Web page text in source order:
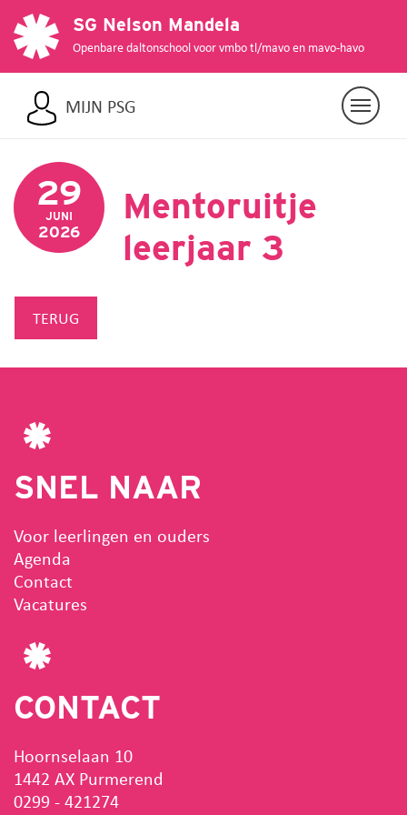
SG Nelson Mandela
Openbare daltonschool voor vmbo tl/mavo en mavo-havo
MIJN PSG
Mentoruitje
leerjaar 3
29
JUNI
2026
TERUG
SNEL NAAR
Voor leerlingen en ouders
Agenda
Contact
Vacatures
CONTACT
Hoornselaan 10
1442 AX Purmerend
0299 - 421274